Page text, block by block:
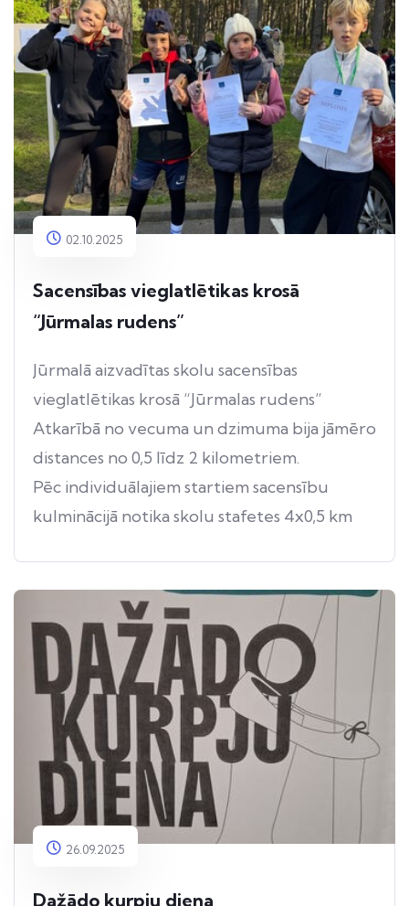
02.10.2025
Sacensības vieglatlētikas krosā
“Jūrmalas rudens”
Jūrmalā aizvadītas skolu sacensības
vieglatlētikas krosā “Jūrmalas rudens”
Atkarībā no vecuma un dzimuma bija jāmēro
distances no 0,5 līdz 2 kilometriem.
Pēc individuālajiem startiem sacensību
kulminācijā notika skolu stafetes 4x0,5 km
Stafešu rezultāti:
• “C” grupa:
1. vieta – Jūrmalas Aspazijas pamatskola
• “B” grupa:
3. vieta – Jūrmalas Aspazijas pamatskola
26.09.2025
Dažādo kurpju diena